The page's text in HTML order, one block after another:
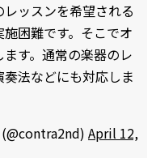
ッスンを希望される
困難です。そこでオ
す。通常の楽器のレ
法などにも対応しま
April 12,